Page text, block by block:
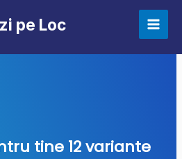
pe Loc
tine 12 variante